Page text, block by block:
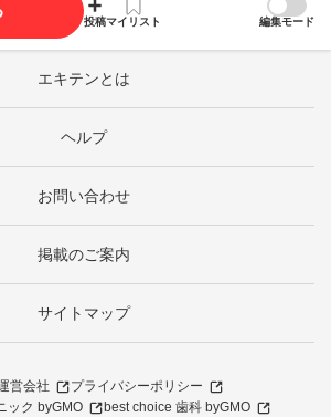
投稿マイリスト 編集モード
エキテンとは
ヘルプ
お問い合わせ
掲載のご案内
サイトマップ
営会社
プライバシーポリシー
ック byGMO
best choice 歯科 byGMO